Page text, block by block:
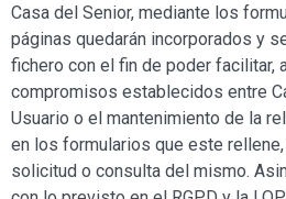
Casa del Senior, mediante los
páginas quedarán incorporados y
fichero con el fin de poder facilitar,
compromisos establecidos entre
Usuario o el mantenimiento de la
en los formularios que este rellene,
solicitud o consulta del mismo.